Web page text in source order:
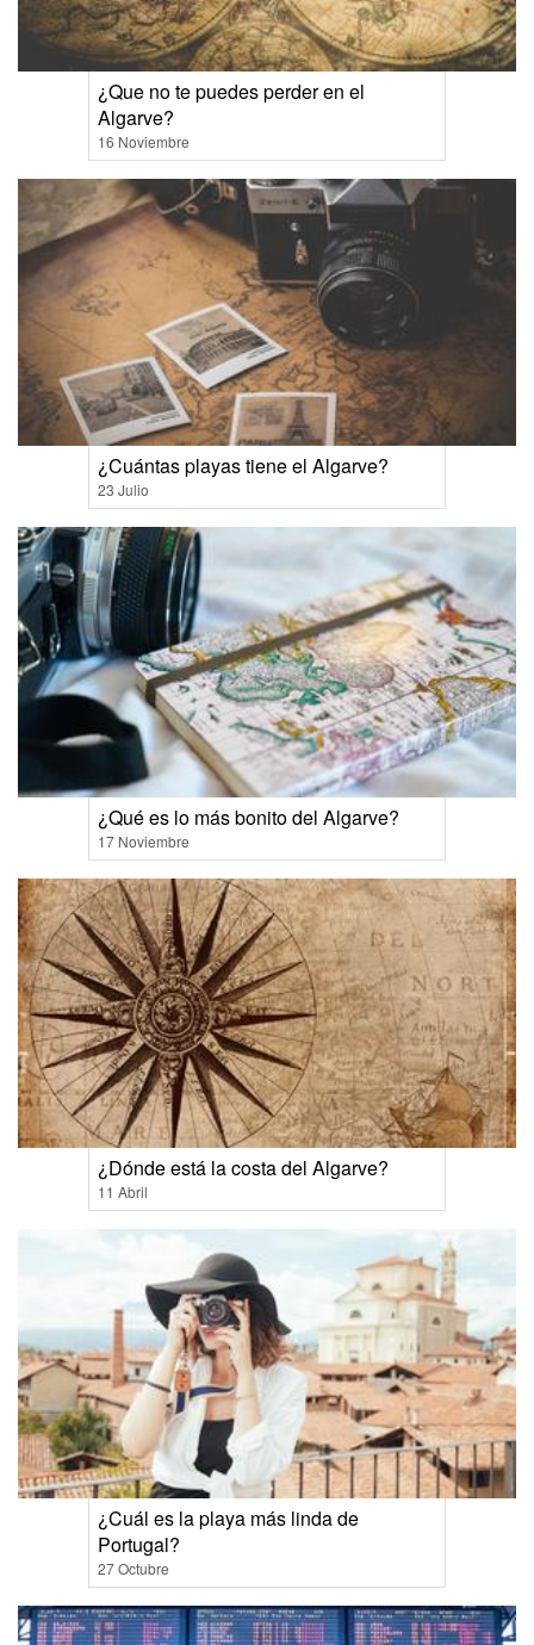
¿Que no te puedes perder en el
Algarve?
16 Noviembre
¿Cuántas playas tiene el Algarve?
23 Julio
¿Qué es lo más bonito del Algarve?
17 Noviembre
¿Dónde está la costa del Algarve?
11 Abril
¿Cuál es la playa más linda de
Portugal?
27 Octubre